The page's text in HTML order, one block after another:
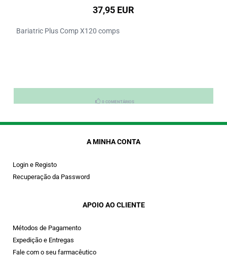
37,95 EUR
Bariatric Plus Comp X120 comps
0 COMENTÁRIOS
A MINHA CONTA
Login e Registo
Recuperação da Password
APOIO AO CLIENTE
Métodos de Pagamento
Expedição e Entregas
Fale com o seu farmacêutico